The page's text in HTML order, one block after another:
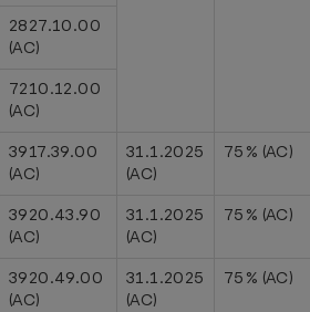
2827.10.00
(AC)
7210.12.00
(AC)
3917.39.00
(AC)
31.1.2025
(AC)
75% (AC)
3920.43.90
(AC)
31.1.2025
(AC)
75% (AC)
3920.49.00
(AC)
31.1.2025
(AC)
75% (AC)